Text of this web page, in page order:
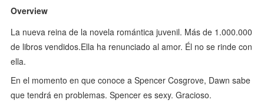
Overview
La nueva reina de la novela romántica juvenil. Más de 1.000.000
de libros vendidos.Ella ha renunciado al amor. Él no se rinde con
ella.
En el momento en que conoce a Spencer Cosgrove, Dawn sabe
que tendrá en problemas. Spencer es sexy. Gracioso.